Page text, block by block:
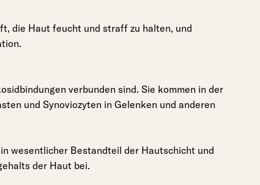
die Haut feucht und straff zu halten, und
verbunden sind. Sie kommen in der
und Synoviozyten in Gelenken und anderen
wesentlicher Bestandteil der Hautschicht und
der Haut bei.